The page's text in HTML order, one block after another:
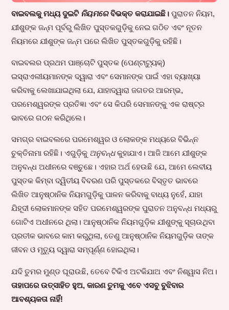
ବାଇବଲକୁ ମଧ୍ୟ ଦୁଇଟି ନିୟମରେବିଭକ୍ତ କରାଯାଇଛି। ପୁରାତନ ନିୟମ,
ଯୀଶୁଙ୍କ ଜନ୍ମ ପୂର୍ବରୁ ଲିଖିତ ପୁସ୍ତକଗୁଡ଼ିକୁ ନେଇ ଗଠିତ ଏବଂ ନୂତନ
ନିୟମରେ ଯୀଶୁଙ୍କ ଜନ୍ମ ପରେ ଲିଖିତ ପୁସ୍ତକଗୁଡ଼ିକୁ ରହିଛି।
ବାଇବଲର ପ୍ରଥମ ପାଞ୍ଚୋଟି ପୁସ୍ତକ (ପେଣ୍ଟାଟ୍ୟୁକ୍)
ଇସ୍ରାଏଲୀୟମାନଙ୍କ ଦ୍ୱାରା ଏବଂ ସେମାନଙ୍କ ପାଇଁ ଏହା ବ୍ୟାଖ୍ୟା
କରିବାକୁ ଲେଖାଯାଇଥିଲା ଯେ, ଯାହାଦ୍ୱାରା ଜଗତର ଆରମ୍ଭ,
ପରମେଶ୍ୱରଙ୍କ ପ୍ରତିଜ୍ଞା ଏବଂ ସେ କିପରି ସେମାନଙ୍କୁ ଏକ ରାଷ୍ଟ୍ର
ଭାବରେ ଗଠନ କରିଥିଲେ।
ସମଗ୍ର ବାଇବଲରେ ପରମେଶ୍ୱର ଓ ଲୋକଙ୍କ ମଧ୍ୟରେ ବିଭିନ୍ନ
ଚୁକ୍ତିନାମା ରହିଛି। ଏଗୁଡ଼ିକୁ ଅନୁବନ୍ଧକୁହାଯାଏ। ଆଜି ଆମେ ଯୀଶୁଙ୍କ
ଅନୁବନ୍ଧ ଅଧୀନରେ ବଞ୍ଚୁଛେ। ଏହାର ଅର୍ଥ ହେଉଛି ଯେ, ଆମେ ଲେବୀୟ
ପୁସ୍ତକ କିମ୍ବା ଦ୍ୱିତୀୟ ବିବରଣ ପରି ପୁସ୍ତକରେ ବିସ୍ତୃତ ଭାବରେ
ଲିଖିତ ଆନୁଷ୍ଠାନିକ ନିୟମଗୁଡ଼ିକୁ ପାଳନ କରିବାକୁ ବାଧ୍ୟ ନୁହେଁ, ଯାହା
ଯିହୂଦୀ ଲୋକମାନଙ୍କ ସହିତ ପରମେଶ୍ୱରଙ୍କ ପୁରାତନ ଅନୁବନ୍ଧ ମଧ୍ୟରୁ
ଗୋଟିଏ ଅଧୀନରେ ଥିଲା। ଆନୁଷ୍ଠାନିକ ନିୟମଗୁଡ଼ିକ ଯୀଶୁଙ୍କୁ ସୂଚାଉଥିବା
ପ୍ରତୀକ ଭାବରେ କାମ କରୁଥିଲା, ତେଣୁ ଆନୁଷ୍ଠାନିକ ନିୟମଗୁଡ଼ିକ ତାଙ୍କ
ଜୀବନ ଓ ମୃତ୍ୟୁ ଦ୍ୱାରା ସମ୍ପୂର୍ଣ୍ଣ ହୋଇଥିଲା।
ଯଦି ତୁମର ମୁଣ୍ଡ ଘୂରାଉଛି, ତେବେ ଟିକିଏ ଅଟକିଯାଅ ଏବଂ ନିଶ୍ୱାସ ନିଅ।
ତାହାପରେ ଉତ୍ସାହିତ ହୁଅ, କାରଣ ତୁମକୁ ଏବେ ଏସବୁ ବୁଝିବାର
ଆବଶ୍ୟକତା ନାହିଁ!